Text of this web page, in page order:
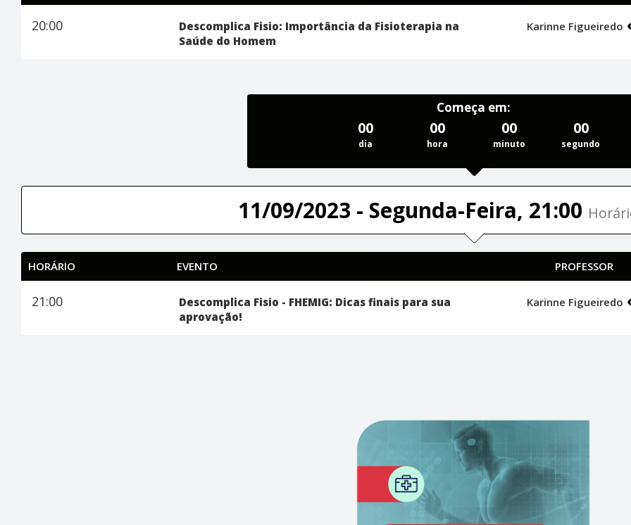
20:00
Descomplica Fisio: Importância da Fisioterapia na
Saúde do Homem
Karinne Figueiredo
Começa em:
00
dia
00
hora
00
minuto
00
segundo
11/09/2023 - Segunda-Feira, 21:00
HORÁRIO EVENTO PROFESSOR
21:00
Descomplica Fisio - FHEMIG: Dicas finais para sua
aprovação!
Karinne Figueiredo